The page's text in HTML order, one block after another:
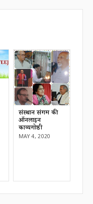
संस्थान संगम की
ऑनलाइन
काव्यगोष्ठी
MAY 4, 2020